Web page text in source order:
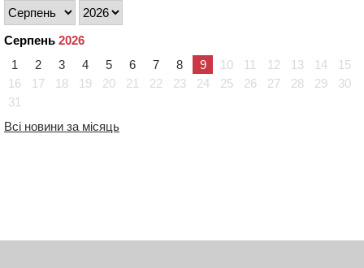
Серпень 2026
1
2 3 4 5 6 7 8 9 10 11 12 13 14
15
16
17 18 19 20 21 22 23 24 25 26 27 28 29
30
31
Всі новини за місяць